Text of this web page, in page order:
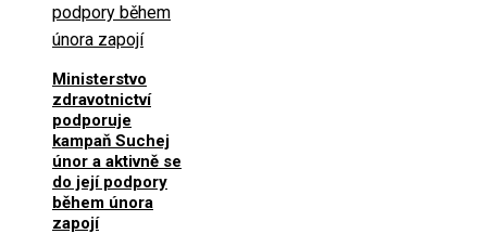
Ministerstvo
zdravotnictví
podporuje
kampaň Suchej
únor a aktivně se
do její podpory
během února
zapojí